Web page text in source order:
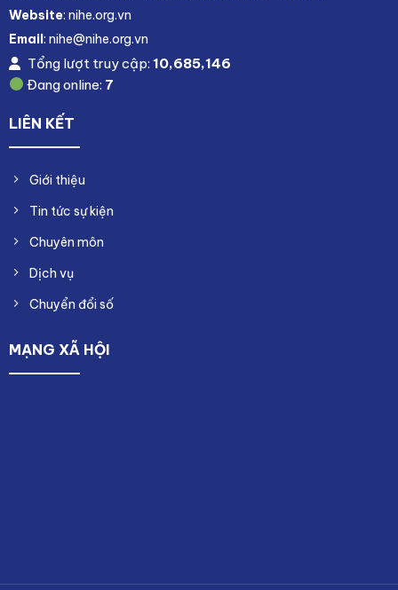
Website: nihe.org.vn
Email: nihe@nihe.org.vn
Tổng lượt truy cập: 10,685,146
Đang online: 7
LIÊN KẾT
Giới thiệu
Tin tức sự kiện
Chuyên môn
Dịch vụ
Chuyển đổi số
MẠNG XÃ HỘI